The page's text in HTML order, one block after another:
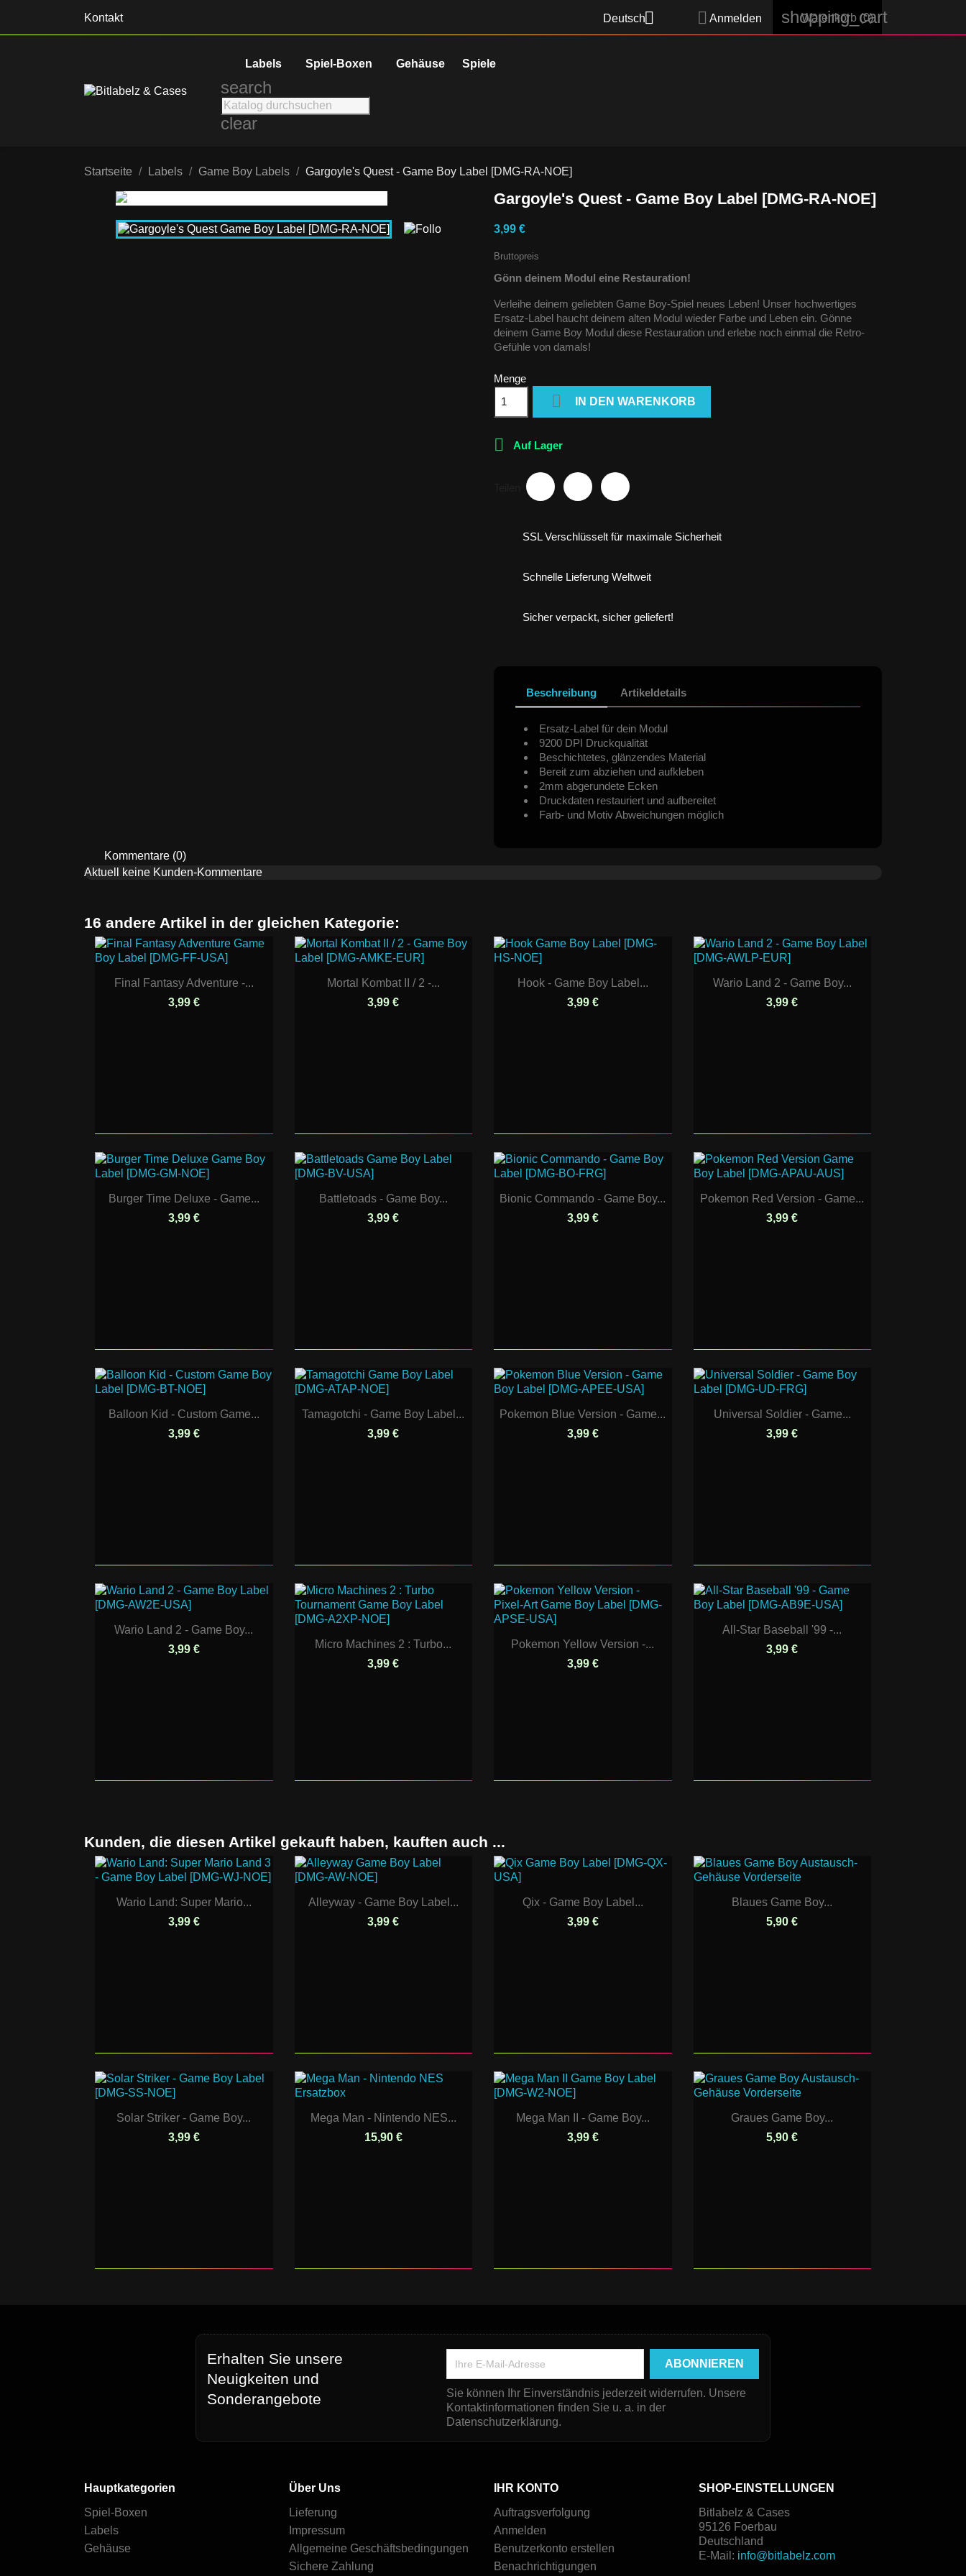
Kontakt Deutsch  Anmelden shopping_cart
Warenkorb (0)
Labels Spiel-Boxen Gehäuse Spiele
search
clear
Startseite Labels Game Boy Labels Gargoyle's Quest - Game Boy Label [DMG-RA-NOE]
Gargoyle's Quest - Game Boy Label [DMG-RA-NOE]
3,99 €
Bruttopreis
Gönn deinem Modul eine Restauration!
Verleihe deinem geliebten Game Boy-Spiel neues Leben! Unser hochwertiges
Ersatz-Label haucht deinem alten Modul wieder Farbe und Leben ein. Gönne
deinem Game Boy Modul diese Restauration und erlebe noch einmal die Retro-
Gefühle von damals!
Menge
 IN DEN WARENKORB
 Auf Lager
SSL Verschlüsselt für maximale Sicherheit
Schnelle Lieferung Weltweit
Sicher verpackt, sicher geliefert!
Beschreibung Artikeldetails
Ersatz-Label für dein Modul
9200 DPI Druckqualität
Beschichtetes, glänzendes Material
Bereit zum abziehen und aufkleben
2mm abgerundete Ecken
Druckdaten restauriert und aufbereitet
Farb- und Motiv Abweichungen möglich
Kommentare (0)
Aktuell keine Kunden-Kommentare
16 andere Artikel in der gleichen Kategorie:
Final Fantasy Adventure -...
3,99 €
Mortal Kombat II / 2 -...
3,99 €
Hook - Game Boy Label...
3,99 €
Wario Land 2 - Game Boy...
3,99 €
Burger Time Deluxe - Game...
3,99 €
Battletoads - Game Boy...
3,99 €
Bionic Commando - Game Boy...
3,99 €
Pokemon Red Version - Game...
3,99 €
Balloon Kid - Custom Game...
3,99 €
Tamagotchi - Game Boy Label...
3,99 €
Pokemon Blue Version - Game...
3,99 €
Universal Soldier - Game...
3,99 €
Wario Land 2 - Game Boy...
3,99 €
Micro Machines 2 : Turbo...
3,99 €
Pokemon Yellow Version -...
3,99 €
All-Star Baseball '99 -...
3,99 €
Kunden, die diesen Artikel gekauft haben, kauften auch ...
Wario Land: Super Mario...
3,99 €
Alleyway - Game Boy Label...
3,99 €
Qix - Game Boy Label...
3,99 €
Blaues Game Boy...
5,90 €
Solar Striker - Game Boy...
3,99 €
Mega Man - Nintendo NES...
15,90 €
Mega Man II - Game Boy...
3,99 €
Graues Game Boy...
5,90 €
Erhalten Sie unsere
Neuigkeiten und
Sonderangebote
Sie können Ihr Einverständnis jederzeit widerrufen. Unsere
Kontaktinformationen finden Sie u. a. in der
Datenschutzerklärung.
Hauptkategorien
Spiel-Boxen
Labels
Gehäuse
Über Uns
Lieferung
Impressum
Allgemeine Geschäftsbedingungen
Sichere Zahlung
IHR KONTO
Auftragsverfolgung
Anmelden
Benutzerkonto erstellen
Benachrichtigungen
SHOP-EINSTELLUNGEN
Bitlabelz & Cases
95126 Foerbau
Deutschland
E-Mail: info@bitlabelz.com